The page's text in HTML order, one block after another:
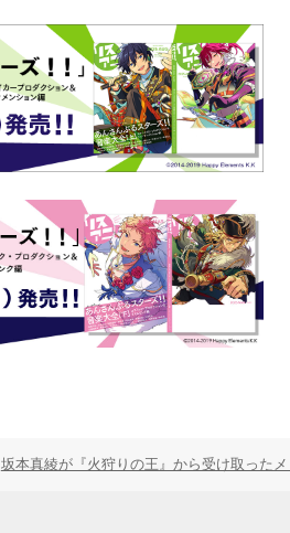
坂本真綾が『火狩りの王』から受け取った